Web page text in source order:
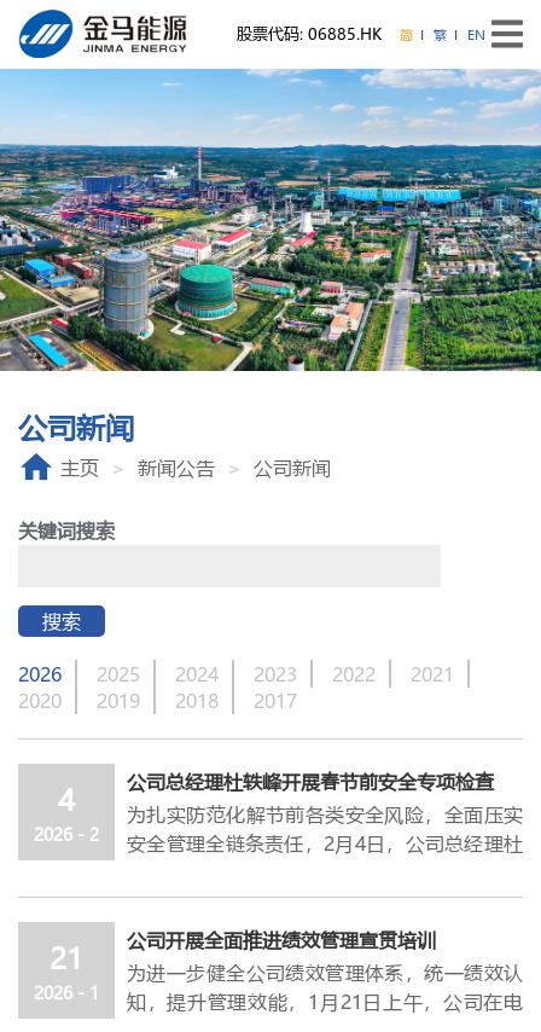
股票代码: 06885.HK 简 繁 EN
公司新闻
主页 新闻公告 公司新闻
关键词搜索
搜索
2026 2025 2024 2023 2022
2021
2020
2019 2018 2017
4
2026 - 2
公司总经理杜轶峰开展春节前安全专项检查
为扎实防范化解节前各类安全风险，全面压实
安全管理全链条责任， 2月4日，公司总经理杜
展春节前安全专项检查。公司副总经理、总工
程师王永新，安全部部长卢永强及各部门负责
人参加。
此次检查 坚持“问题导向、聚焦重点、从严从
细、标本兼治”原则，紧扣安全疑难问题清
21
2026 - 1
公司开展全面推进绩效管理宣贯培训
为进一步健全公司绩效管理体系，统一绩效认
知，提升管理效能， 1月21日上午，公司在电